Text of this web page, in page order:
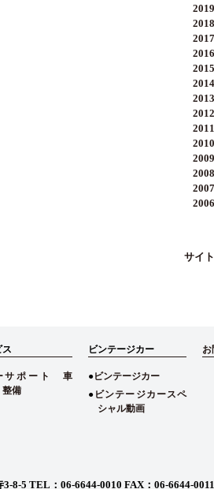
サイ
ス
サポート 車
整備
ビンテージカー
ビンテージカー
ビンテージカースペ
シャル動画
お
3-8-5 TEL：06-6644-0010 FAX：06-6644-0011